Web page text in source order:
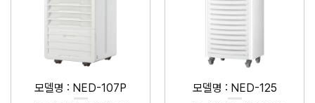
모델명 : NED-107P 모델명 : NED-125